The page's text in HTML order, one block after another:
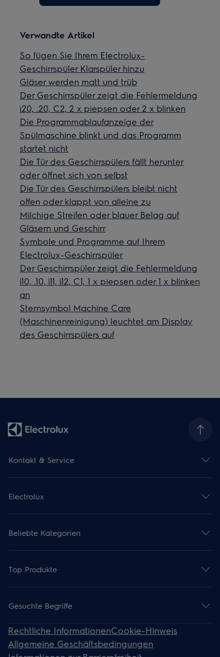
Verwandte Artikel
So fügen Sie Ihrem Electrolux-
Geschirrspüler Klarspüler hinzu
Gläser werden matt und trüb
Der Geschirrspüler zeigt die Fehlermeldung
i20, .20, C2, 2 x piepsen oder 2 x blinken
Die Programmablaufanzeige der
Spülmaschine blinkt und das Programm
startet nicht
Die Tür des Geschirrspülers fällt herunter
oder öffnet sich von selbst
Die Tür des Geschirrspülers bleibt nicht
offen oder klappt von alleine zu
Milchige Streifen oder blauer Belag auf
Gläsern und Geschirr
Symbole und Programme auf Ihrem
Electrolux-Geschirrspüler
Der Geschirrspüler zeigt die Fehlermeldung
i10, .10, i11, i12, C1, 1 x piepsen oder 1 x blinken
an
Sternsymbol Machine Care
(Maschinenreinigung) leuchtet am Display
des Geschirrspülers auf
Kontakt & Service
Electrolux
Beliebte Kategorien
Top Produkte
Gesuchte Begriffe
Rechtliche InformationenCookie-Hinweis
Allgemeine Geschäftsbedingungen